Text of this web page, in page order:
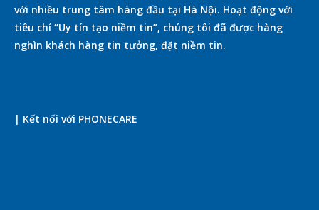
với nhiều trung tâm hàng đầu tại Hà Nội. Hoạt động với
tiêu chí “Uy tín tạo niềm tin”, chúng tôi đã được hàng
nghìn khách hàng tin tưởng, đặt niềm tin.
| Kết nối với PHONECARE